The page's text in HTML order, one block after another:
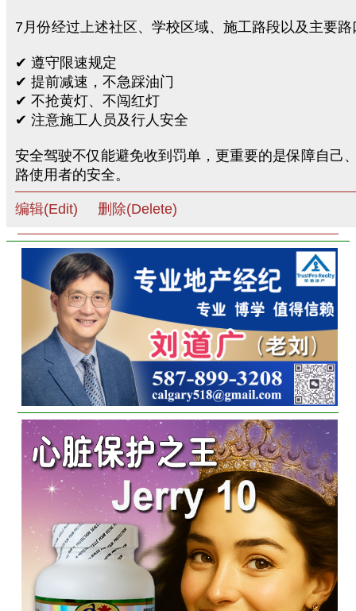
7月份经过上述社区、学校区域、施工路段以及主要
✔ 遵守限速规定
✔ 提前减速，不急踩油门
✔ 不抢黄灯、不闯红灯
✔ 注意施工人员及行人安全
安全驾驶不仅能避免收到罚单，更重要的是保障自己
路使用者的安全。
编辑(Edit) 删除(Delete)